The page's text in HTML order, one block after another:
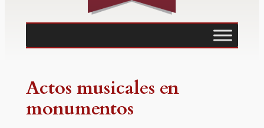
Actos musicales en
monumentos